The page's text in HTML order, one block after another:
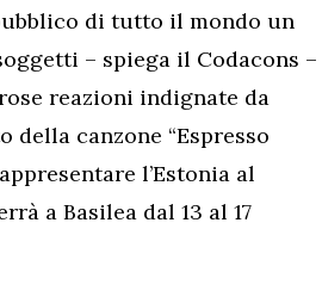
di tutto il mondo un
– spiega il Codacons –
reazioni indignate da
canzone “Espresso
l’Estonia al
a Basilea dal 13 al 17